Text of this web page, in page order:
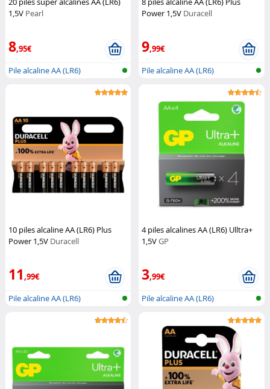
1,5V Pearl
8,95€
Pile alcaline AA (LR6)
Power 1,5V Duracell
9,99€
Pile alcaline AA (LR6)
10 piles alcaline AA (LR6) Plus
Power 1,5V Duracell
11,99€
Pile alcaline AA (LR6)
4 piles alcalines AA (LR6) Ulltra+
1,5VGP
3,99€
Pile alcaline AA (LR6)